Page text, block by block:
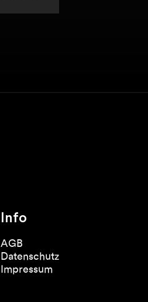
Info
AGB
Datenschutz
Impressum